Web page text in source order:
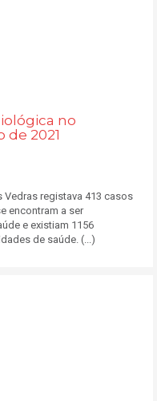
no
de 2021
Vedras registava 413 casos
encontram a ser
e existiam 1156
de saúde. (...)